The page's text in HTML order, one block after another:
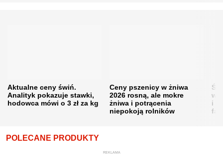
Aktualne ceny świń.
Analityk pokazuje stawki,
hodowca mówi o 3 zł za kg
Ceny pszenicy w żniwa
2026 rosną, ale mokre
żniwa i potrącenia
niepokoją rolników
i
POLECANE PRODUKTY
REKLAMA